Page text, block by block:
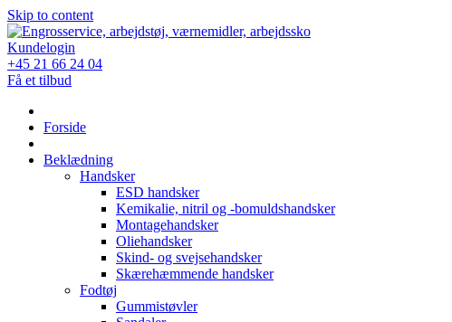
Skip to content
Kundelogin
+45 21 66 24 04
Få et tilbud
Forside
Beklædning
Handsker
ESD handsker
Kemikalie, nitril og -bomuldshandsker
Montagehandsker
Oliehandsker
Skind- og svejsehandsker
Skærehæmmende handsker
Fodtøj
Gummistøvler